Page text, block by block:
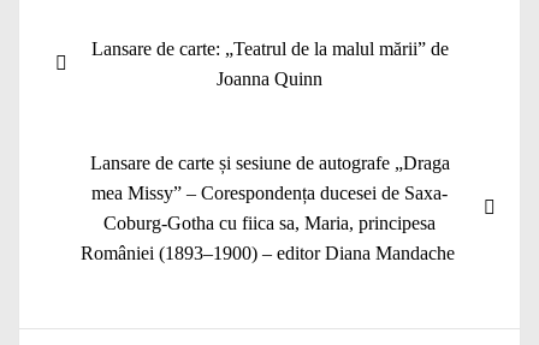
Navigare
în
Articolul
Lansare de carte: „Teatrul de la malul mării” de
Joanna Quinn
Articolul
următor:
Lansare de carte și sesiune de autografe „Draga
mea Missy” – Corespondența ducesei de Saxa-
Coburg-Gotha cu fiica sa, Maria, principesa
României (1893–1900) – editor Diana Mandache